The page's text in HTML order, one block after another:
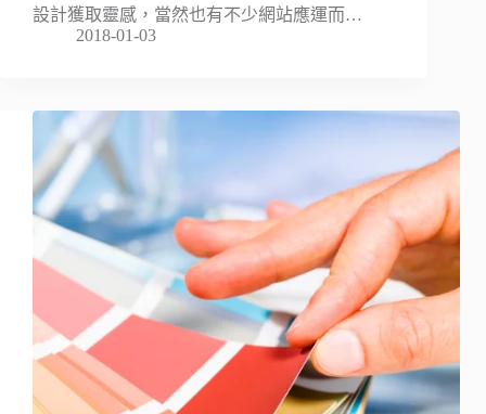
設計獲取靈感，當然也有不少網站應運而…
2018-01-03